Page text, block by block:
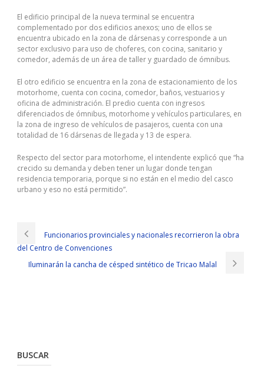
El edificio principal de la nueva terminal se encuentra
complementado por dos edificios anexos; uno de ellos se
encuentra ubicado en la zona de dársenas y corresponde a un
sector exclusivo para uso de choferes, con cocina, sanitario y
comedor, además de un área de taller y guardado de ómnibus.
El otro edificio se encuentra en la zona de estacionamiento de los
motorhome, cuenta con cocina, comedor, baños, vestuarios y
oficina de administración. El predio cuenta con ingresos
diferenciados de ómnibus, motorhome y vehículos particulares, en
la zona de ingreso de vehículos de pasajeros, cuenta con una
totalidad de 16 dársenas de llegada y 13 de espera.
Respecto del sector para motorhome, el intendente explicó que “ha
crecido su demanda y deben tener un lugar donde tengan
residencia temporaria, porque si no están en el medio del casco
urbano y eso no está permitido”.
Funcionarios provinciales y nacionales recorrieron la obra
del Centro de Convenciones
Iluminarán la cancha de césped sintético de Tricao Malal
BUSCAR